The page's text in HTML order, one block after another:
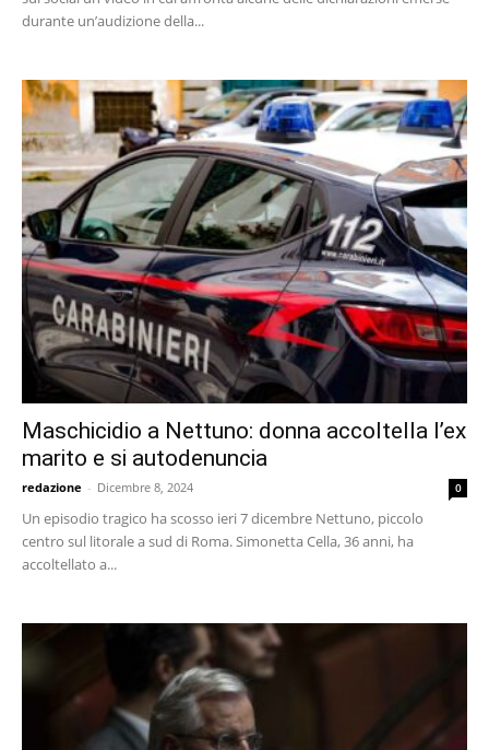
durante un’audizione della...
Maschicidio a Nettuno: donna accoltella l’ex
marito e si autodenuncia
redazione - Dicembre 8, 2024 0
Un episodio tragico ha scosso ieri 7 dicembre Nettuno, piccolo
centro sul litorale a sud di Roma. Simonetta Cella, 36 anni, ha
accoltellato a...